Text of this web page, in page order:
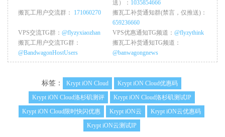
送）： 1035854666
搬瓦工用户交流群： 171060270
搬瓦工补货通知群(禁言，仅推送)：
659236660
VPS交流TG群： @flyzyxiaozhan VPS优惠通知TG频道： @flyzythink
搬瓦工用户交流TG群：
@BandwagonHostUsers
搬瓦工补货通知TG频道：
@banwagongnews
标签： Krypt iON Cloud
Krypt iON Cloud优惠码
Krypt iON Cloud洛杉矶测评
Krypt iON Cloud洛杉矶测试IP
Krypt iON Cloud限时快闪优惠
Krypt iON云
Krypt iON云优惠码
Krypt iON云测试IP